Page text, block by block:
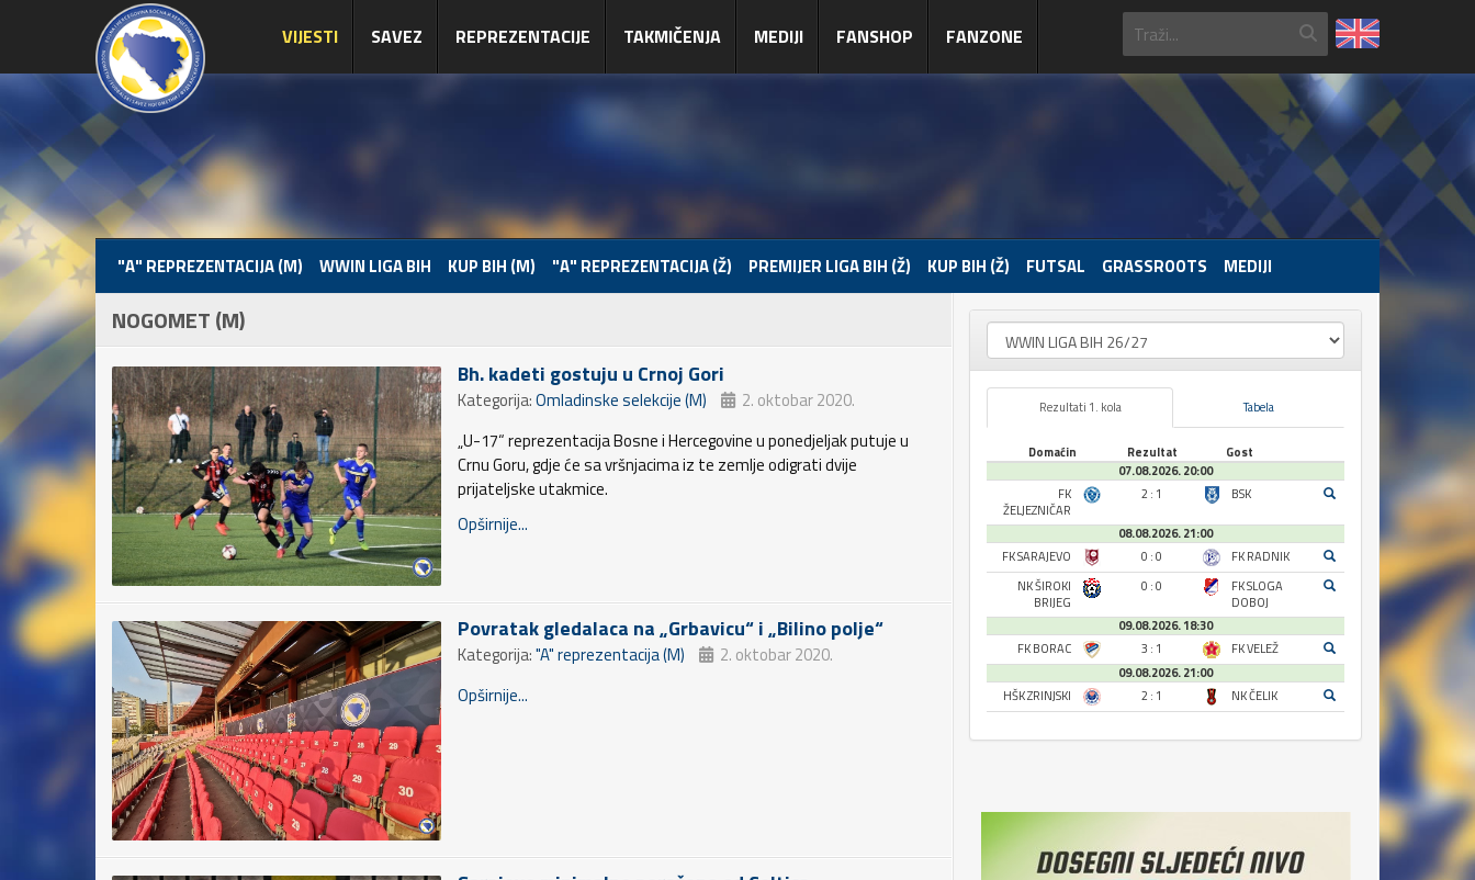
VIJESTI SAVEZ REPREZENTACIJE TAKMIČENJA MEDIJI FANSHOP FANZONE
"A" REPREZENTACIJA (M) WWIN LIGA BIH KUP BIH (M) "A" REPREZENTACIJA (Ž) PREMIJER LIGA BIH (Ž) KUP BIH (Ž) FUTSAL GRASSROOTS MEDIJI
NOGOMET (M)
Bh. kadeti gostuju u Crnoj Gori
Kategorija:Omladinske selekcije (M)
2. oktobar 2020.
„U-17“ reprezentacija Bosne i Hercegovine u ponedjeljak putuje u
Crnu Goru, gdje će sa vršnjacima iz te zemlje odigrati dvije
prijateljske utakmice.
Opširnije...
Povratak gledalaca na „Grbavicu“ i „Bilino polje“
Kategorija:"A" reprezentacija (M)
2. oktobar 2020.
Opširnije...
Rezultati 1. kola Tabela
Domaćin Rezultat
Gost
07.08.2026. 20:00
FK
ŽELJEZNIČAR
2 : 1 BSK
08.08.2026. 21:00
FK SARAJEVO
0 : 0
FK RADNIK
NK ŠIROKI
BRIJEG
0 : 0
FK SLOGA
DOBOJ
09.08.2026. 18:30
FK BORAC
3 : 1
FK VELEŽ
09.08.2026. 21:00
HŠK ZRINJSKI
2 : 1 NK ČELIK